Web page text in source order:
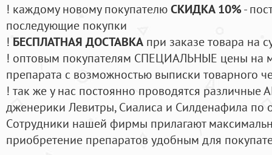
! каждому новому покупателюСКИДКА 10%-
последующие покупки
! БЕСПЛАТНАЯ ДОСТАВКА при заказе товара на
! оптовым покупателям СПЕЦИАЛЬНЫЕ цены на
препарата с возможностью выписки товарного
! так же у нас постоянно проводятся
дженерики Левитры, Сиалиса и Силденафила по
Cотрудники нашей фирмы прилагают
приобретение препаратов удобным для